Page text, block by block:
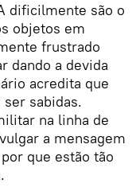
dificilmente são o
objetos em
frustrado
dando a devida
acredita que
sabidas.
na linha de
a mensagem
que estão tão